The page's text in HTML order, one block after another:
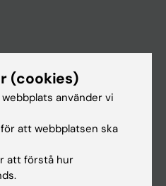
(cookies)
använder vi
att webbplatsen ska
att förstå hur